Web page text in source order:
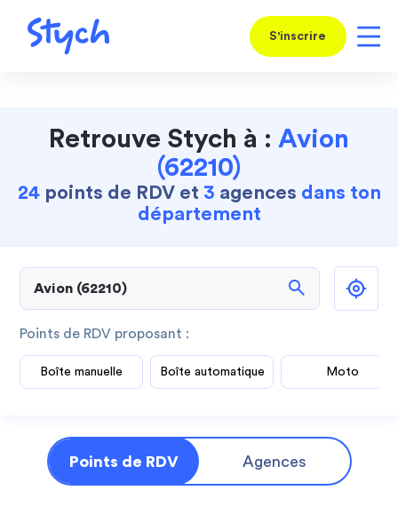
S'inscrire
Retrouve Stych à : Avion
(62210)
24points de RDV et 3 agences dans ton
département
search
Points de RDV proposant :
Boîte manuelle Boîte automatique Moto
Points de RDV Agences